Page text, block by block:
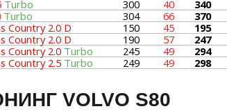
Turbo 300 40 340
Turbo 304 66 370
Country 2.0 D
150 45 195
Country 2.0 D
190 57 247
Country 2.0 Turbo 245 49 294
Country 2.5 Turbo 249 49 298
VOLVO S80